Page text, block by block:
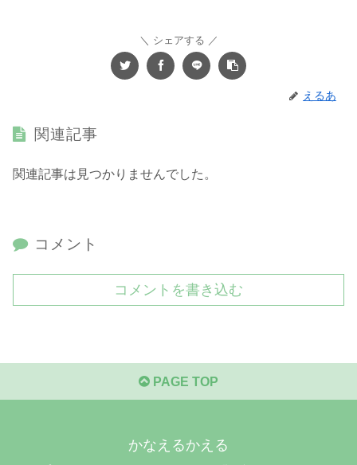
シェアする
えるあ
関連記事
関連記事は見つかりませんでした。
コメント
コメントを書き込む
PAGE TOP
かなえるかえる